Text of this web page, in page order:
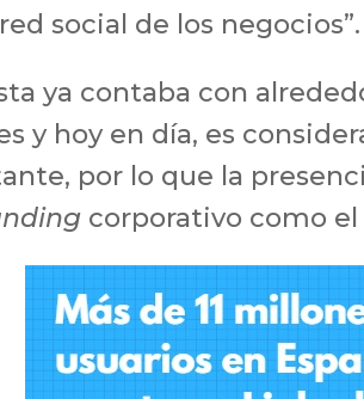
red social de los negocios”.
ya contaba con
y hoy en día, es
por lo que la
corporativo como el